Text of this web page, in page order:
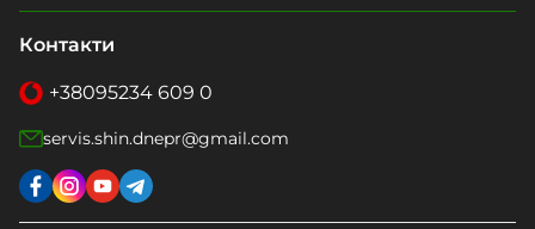
Контакти
+38095234 609 0
servis.shin.dnepr@gmail.com